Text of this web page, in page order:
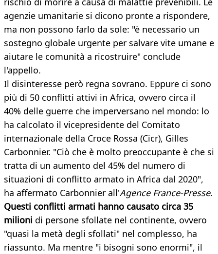
agenzie umanitarie si dicono pronte a rispondere,
ma non possono farlo da sole: "è necessario un
sostegno globale urgente per salvare vite umane e
aiutare le comunità a ricostruire" conclude
l'appello.
Il disinteresse però regna sovrano. Eppure ci sono
più di 50 conflitti attivi in Africa, ovvero circa il
40% delle guerre che imperversano nel mondo: lo
ha calcolato il vicepresidente del Comitato
internazionale della Croce Rossa (Cicr), Gilles
Carbonnier. "Ciò che è molto preoccupante è che si
tratta di un aumento del 45% del numero di
situazioni di conflitto armato in Africa dal 2020",
ha affermato Carbonnier all'Agence France-Presse.
Questi conflitti armati hanno causato circa 35
milioni di persone sfollate nel continente, ovvero
"quasi la metà degli sfollati" nel complesso, ha
riassunto. Ma mentre "i bisogni sono enormi", il